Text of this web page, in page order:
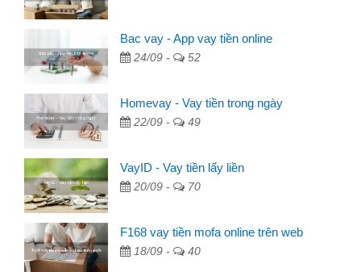
Bac vay - App vay tiền online
24/09 - 52
Homevay - Vay tiền trong ngày
22/09 - 49
VayID - Vay tiền lấy liền
20/09 - 70
F168 vay tiền mofa online trên web
18/09 - 40